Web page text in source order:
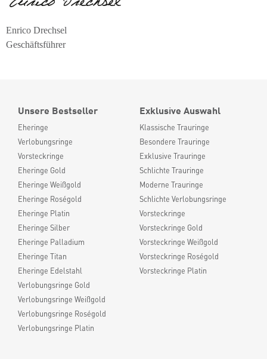
Enrico Drechsel
Geschäftsführer
Unsere Bestseller
Eheringe
Verlobungsringe
Vorsteckringe
Eheringe Gold
Eheringe Weißgold
Eheringe Roségold
Eheringe Platin
Eheringe Silber
Eheringe Palladium
Eheringe Titan
Eheringe Edelstahl
Verlobungsringe Gold
Verlobungsringe Weißgold
Verlobungsringe Roségold
Verlobungsringe Platin
Exklusive Auswahl
Klassische Trauringe
Besondere Trauringe
Exklusive Trauringe
Schlichte Trauringe
Moderne Trauringe
Schlichte Verlobungsringe
Vorsteckringe
Vorsteckringe Gold
Vorsteckringe Weißgold
Vorsteckringe Roségold
Vorsteckringe Platin